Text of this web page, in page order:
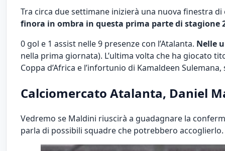
Tra circa due settimane inizierà una nuova finestra
finora in ombra in questa prima parte di stagione
0 gol e 1 assist nelle 9 presenze con l’Atalanta. Nelle
nella prima giornata). L’ultima volta che ha giocato
Coppa d’Africa e l’infortunio di Kamaldeen
Calciomercato Atalanta, Daniel
Vedremo se Maldini riuscirà a guadagnare la
parla di possibili squadre che potrebbero accoglierlo.